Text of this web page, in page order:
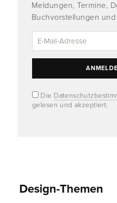
Meldungen, Termine,
Buchvorstellungen
Die
gelesen und akzeptiert.
Design-Themen